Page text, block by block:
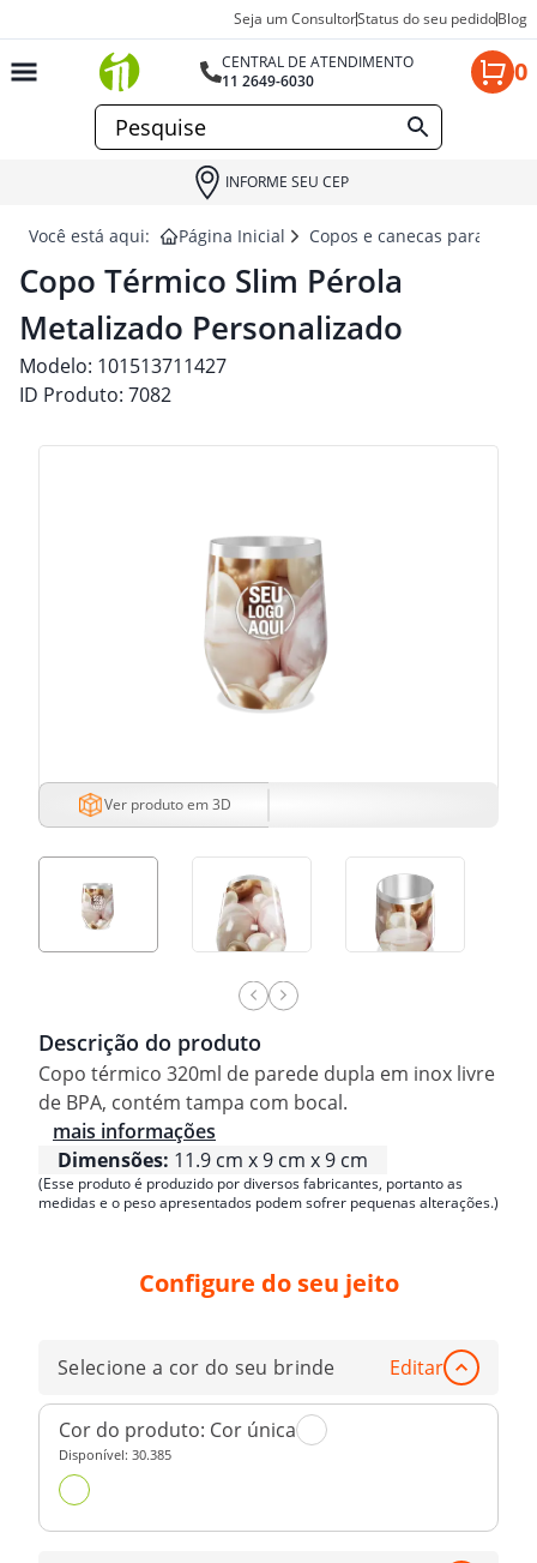
Seja um ConsultorStatus do seu pedidoBlog
CENTRAL DE ATENDIMENTO
11 2649-6030
0
INFORME SEU CEP
Você está aqui: Página Inicial Copos e canecas para
Copo Térmico Slim Pérola
Metalizado Personalizado
Modelo: 101513711427
ID Produto: 7082
Ver produto em 3D
Descrição do produto
Copo térmico 320ml de parede dupla em inox livre
de BPA, contém tampa com bocal.
mais informações
Dimensões: 11.9 cm x 9 cm x 9 cm
(Esse produto é produzido por diversos fabricantes, portanto as
medidas e o peso apresentados podem sofrer pequenas alterações.)
Configure do seu jeito
Selecione a cor do seu brinde Editar
Cor do produto: Cor única
Disponível: 30.385